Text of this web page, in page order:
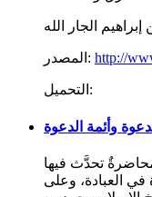
الجار الله
المصدر: http://
التحميل:
وأئمة الدعوة
تحدَّث فيها
العبادة، وعلى